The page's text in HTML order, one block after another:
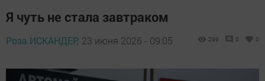
Я чуть не стала завтраком
Роза ИСКАНДЕР, 23 июня 2026 - 09:05 299 0 0